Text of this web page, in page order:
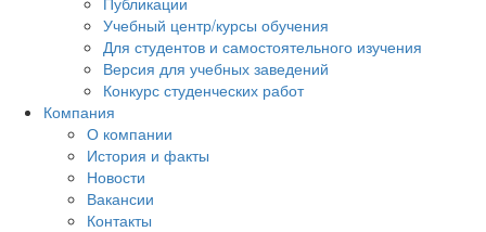
Учебный центр/курсы обучения
Для студентов и самостоятельного изучения
Версия для учебных заведений
Конкурс студенческих работ
Компания
О компании
История и факты
Новости
Вакансии
Контакты